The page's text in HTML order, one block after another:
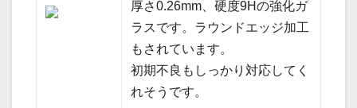
厚さ0.26mm、硬度9Hの強化ガ
ラスです。ラウンドエッジ加工
もされています。
初期不良もしっかり対応してく
れそうです。